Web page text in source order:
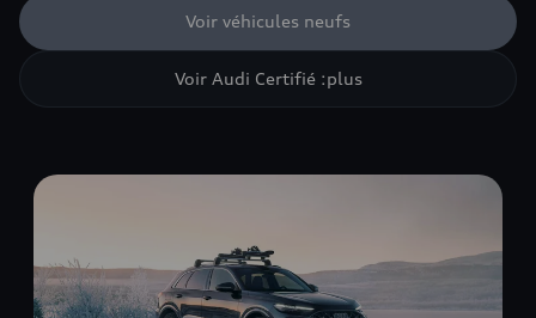
Voir véhicules neufs
Voir Audi Certifié :plus